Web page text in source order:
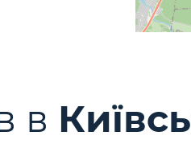
в